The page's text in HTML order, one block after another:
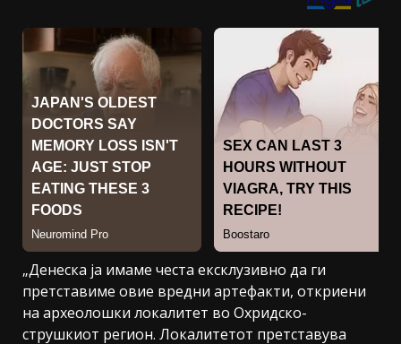
„Денеска ја имаме честа ексклузивно да ги
претставиме овие вредни артефакти, откриени
на археолошки локалитет во Охридско-
струшкиот регион. Локалитетот претставува